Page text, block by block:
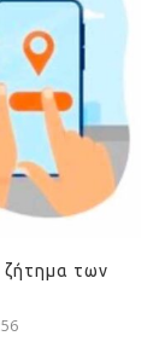
των